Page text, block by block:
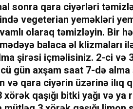
sonra qara ciyərləri
vegeterian yeməkləri
olaraq təmizləyin. Bir
balaca əl klizmaları
şirəsi içməlisiniz. 2-ci və
gün axşam saat 7-də
və qara ciyərin üzərinə ilıq
qaşığı bitki yağı və ya